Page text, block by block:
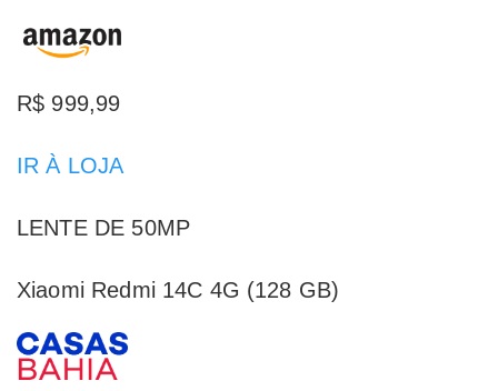
R$ 999,99
IR À LOJA
LENTE DE 50MP
Xiaomi Redmi 14C 4G (128 GB)